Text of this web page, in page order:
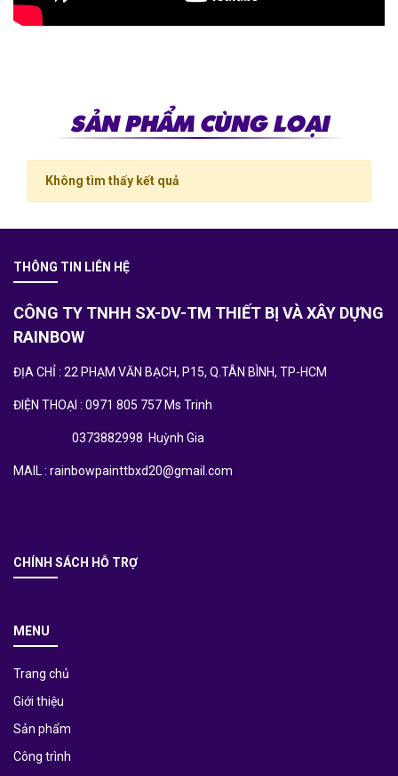
SẢN PHẨM CÙNG LOẠI
Không tìm thấy kết quả
THÔNG TIN LIÊN HỆ
CÔNG TY TNHH SX-DV-TM THIẾT BỊ VÀ XÂY DỰNG
RAINBOW
ĐỊA CHỈ : 22 PHẠM VĂN BẠCH, P15, Q.TÂN BÌNH, TP-HCM
ĐIỆN THOẠI : 0971 805 757 Ms Trinh
0373882998 Huỳnh Gia
MAIL : rainbowpainttbxd20@gmail.com
CHÍNH SÁCH HỖ TRỢ
MENU
Trang chủ
Giới thiệu
Sản phẩm
Công trình